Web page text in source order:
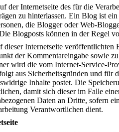
Internetseite des für die
zu hinterlassen. Ein Blog ist
die Blogger oder Web-
Blogposts können in der Regel
Internetseite
der Kommentareingabe sowie
wird die vom Internet-Service-
aus Sicherheitsgründen und für
Inhalte postet. Die
damit sich dieser im Falle
Daten an Dritte, sofern
Verantwortlichen dient.